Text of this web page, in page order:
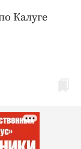
Калуге